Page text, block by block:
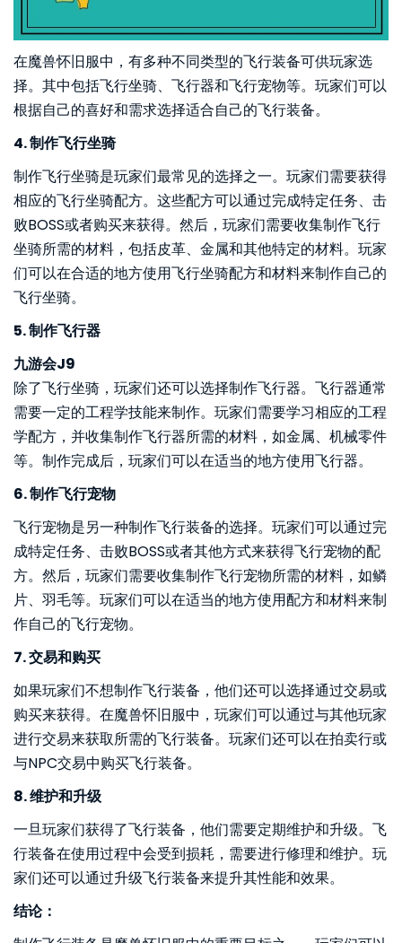
在魔兽怀旧服中，有多种不同类型的飞行装备可供玩家选
择。其中包括飞行坐骑、飞行器和飞行宠物等。玩家们可以
根据自己的喜好和需求选择适合自己的飞行装备。
4. 制作飞行坐骑
制作飞行坐骑是玩家们最常见的选择之一。玩家们需要获得
相应的飞行坐骑配方。这些配方可以通过完成特定任务、击
败BOSS或者购买来获得。然后，玩家们需要收集制作飞行
坐骑所需的材料，包括皮革、金属和其他特定的材料。玩家
们可以在合适的地方使用飞行坐骑配方和材料来制作自己的
飞行坐骑。
5. 制作飞行器
九游会J9
除了飞行坐骑，玩家们还可以选择制作飞行器。飞行器通常
需要一定的工程学技能来制作。玩家们需要学习相应的工程
学配方，并收集制作飞行器所需的材料，如金属、机械零件
等。制作完成后，玩家们可以在适当的地方使用飞行器。
6. 制作飞行宠物
飞行宠物是另一种制作飞行装备的选择。玩家们可以通过完
成特定任务、击败BOSS或者其他方式来获得飞行宠物的配
方。然后，玩家们需要收集制作飞行宠物所需的材料，如鳞
片、羽毛等。玩家们可以在适当的地方使用配方和材料来制
作自己的飞行宠物。
7. 交易和购买
如果玩家们不想制作飞行装备，他们还可以选择通过交易或
购买来获得。在魔兽怀旧服中，玩家们可以通过与其他玩家
进行交易来获取所需的飞行装备。玩家们还可以在拍卖行或
与NPC交易中购买飞行装备。
8. 维护和升级
一旦玩家们获得了飞行装备，他们需要定期维护和升级。飞
行装备在使用过程中会受到损耗，需要进行修理和维护。玩
家们还可以通过升级飞行装备来提升其性能和效果。
结论：